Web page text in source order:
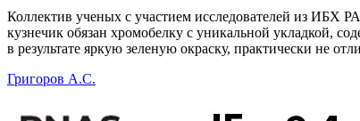
Коллектив ученых с участием исследователей из ИБХ
кузнечик обязан хромобелку с уникальной укладкой,
в результате яркую зеленую окраску, практически не
Григоров А.С.